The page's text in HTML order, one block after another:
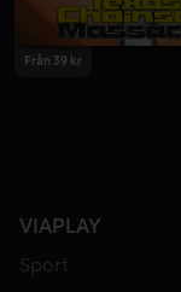
Från 39 kr
VIAPLAY
Sport